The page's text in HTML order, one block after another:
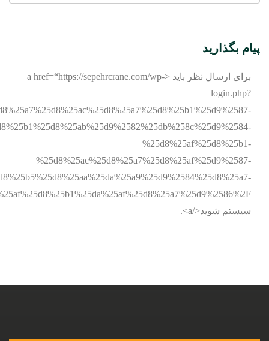
پیام بگذارید
برای ارسال نظر باید <a href=“https://sepehrcrane.com/wp-
login.php?
%25d8%25af%25d8%25b1-
%25d8%25ac%25d8%25a7%25d8%25af%25d9%2587-
سیستم شوید</a>.